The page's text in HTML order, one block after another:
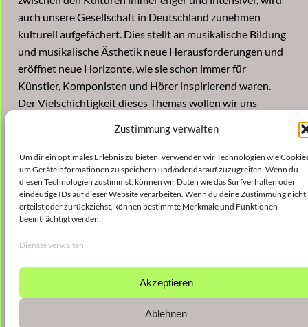
Zustimmung verwalten
Um dir ein optimales Erlebnis zu bieten, verwenden wir Technologien wie
um Geräteinformationen zu speichern und/oder darauf zuzugreifen. Wenn du
diesen Technologien zustimmst, können wir Daten wie das Surfverhalten oder
eindeutige IDs auf dieser Website verarbeiten. Wenn du deine Zustimmung nicht
erteilst oder zurückziehst, können bestimmte Merkmale und Funktionen
beeinträchtigt werden.
Dienste verwalten
Akzeptieren
Ablehnen
auch unsere Gesellschaft in Deutschland zunehmen
kulturell aufgefächert. Dies stellt an musikalische Bildung
und musikalische Ästhetik neue Herausforderungen und
eröffnet neue Horizonte, wie sie schon immer für
Künstler, Komponisten und Hörer inspirierend waren.
Der Vielschichtigkeit dieses Themas wollen wir uns
Werken einem Vortrag und einem Gespräch mit den
KomponistInnen nähern.
Vortrag: Prof. Dr. Sebastian Klotz Moderation: Martina
Seeber, Musikjournalistin
Kooperation mit dem Berliner Künstlerprogramm des
DAAD